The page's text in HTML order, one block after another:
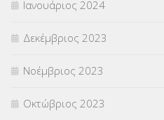
Ιανουάριος 2024
Δεκέμβριος 2023
Νοέμβριος 2023
Οκτώβριος 2023